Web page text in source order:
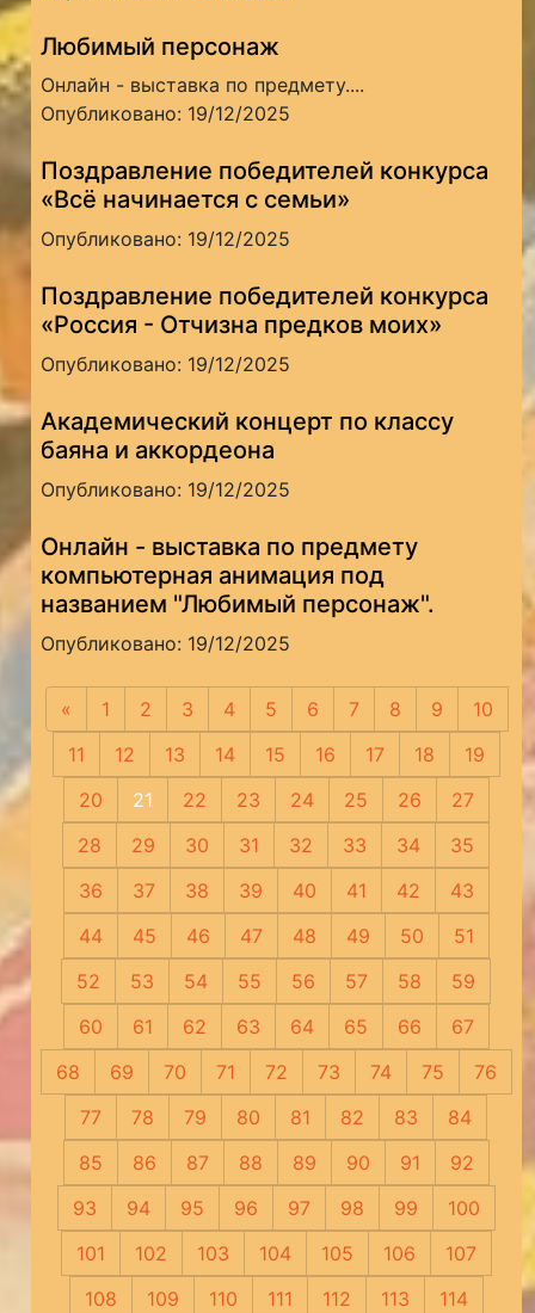
Любимый персонаж
Онлайн - выставка по предмету....
Опубликовано: 19/12/2025
Поздравление победителей конкурса
«Всё начинается с семьи»
Опубликовано: 19/12/2025
Поздравление победителей конкурса
«Россия - Отчизна предков моих»
Опубликовано: 19/12/2025
Академический концерт по классу
баяна и аккордеона
Опубликовано: 19/12/2025
Онлайн - выставка по предмету
компьютерная анимация под
названием "Любимый персонаж".
Опубликовано: 19/12/2025
« Предыдущая
1 2 3 4 5 6 7 8 9
10
11
12 13 14 15 16 17 18
19
20
21 22 23 24 25 26
27
28
29 30 31 32 33 34
35
36
37 38 39 40 41 42
43
44
45 46 47 48 49 50
51
52
53 54 55 56 57 58
59
60
61 62 63 64 65 66
67
68
69 70 71 72 73 74 75
76
77
78 79 80 81 82 83
84
85
86 87 88 89 90 91
92
93
94 95 96 97 98 99
100
101
102 103 104 105 106
107
108
109 110 111 112 113
114